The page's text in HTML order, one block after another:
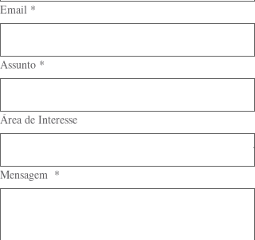
Email *
Assunto *
Área de Interesse
Mensagem *